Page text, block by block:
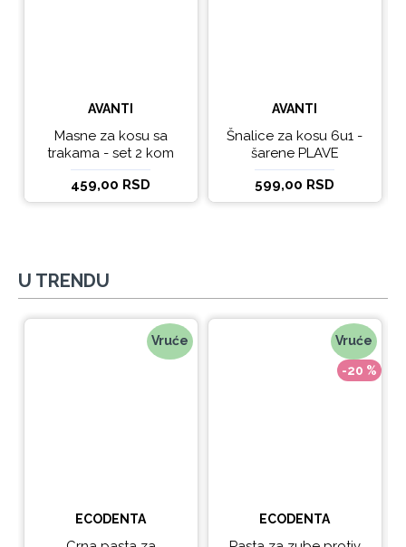
AVANTI
Masne za kosu sa
trakama - set 2 kom
459,00 RSD
AVANTI
Šnalice za kosu 6u1 -
šarene PLAVE
599,00 RSD
U TRENDU
Vruće
ECODENTA
Vruće
-20 %
ECODENTA